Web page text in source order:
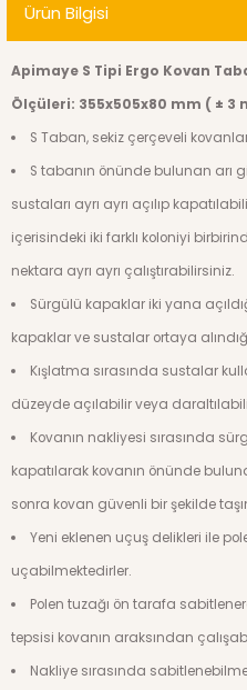
Ürün Bilgisi
Apimaye S Tipi Ergo Kovan
Ölçüleri: 355x505x80 mm ( ± 3
S Taban, sekiz çerçeveli
S tabanın önünde bulunan arı
sustaları ayrı ayrı açılıp
içerisindeki iki farklı koloniyi
nektara ayrı ayrı çalıştırabilirsiniz.
Sürgülü kapaklar iki yana
kapaklar ve sustalar ortaya
Kışlatma sırasında sustalar
düzeyde açılabilir veya
Kovanın nakliyesi sırasında
kapatılarak kovanın önünde
sonra kovan güvenli bir şekilde
Yeni eklenen uçuş delikleri ile
uçabilmektedirler.
Polen tuzağı ön tarafa
tepsisi kovanın araksından
Nakliye sırasında